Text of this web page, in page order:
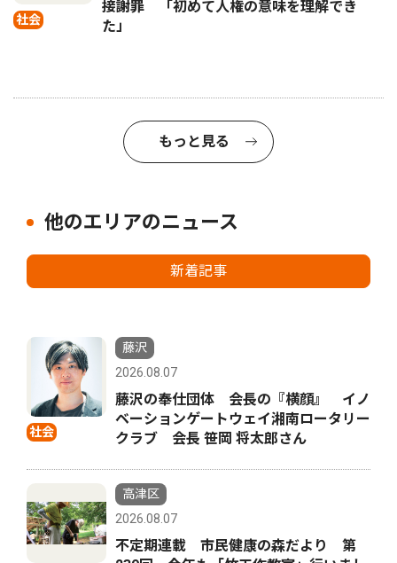
社会
接謝罪 「初めて人権の意味を理解でき
た」
もっと見る
他のエリアのニュース
新着記事
社会
藤沢
2026.08.07
藤沢の奉仕団体 会長の『横顔』 イノ
ベーションゲートウェイ湘南ロータリー
クラブ 会長 笹岡 将太郎さん
高津区
2026.08.07
不定期連載 市民健康の森だより 第